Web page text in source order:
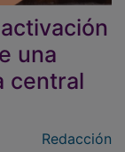
una
central